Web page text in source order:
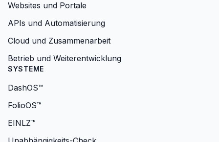
Websites und Portale
APIs und Automatisierung
Cloud und Zusammenarbeit
Betrieb und Weiterentwicklung
SYSTEME
DashOS™
FolioOS™
EINLZ™